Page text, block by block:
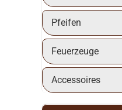
Pfeifen
Feuerzeuge
Accessoires